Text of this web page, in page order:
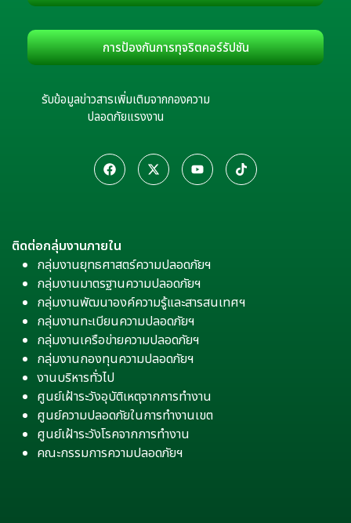
การป้องกันการทุจริตคอร์รัปชัน
รับข้อมูลข่าวสารเพิ่มเติมจากกองความ
ปลอดภัยแรงงาน
ติดต่อกลุ่มงานภายใน
กลุ่มงานยุทธศาสตร์ความปลอดภัยฯ
กลุ่มงานมาตรฐานความปลอดภัยฯ
กลุ่มงานพัฒนาองค์ความรู้และสารสนเทศฯ
กลุ่มงานทะเบียนความปลอดภัยฯ
กลุ่มงานเครือข่ายความปลอดภัยฯ
กลุ่มงานกองทุนความปลอดภัยฯ
งานบริหารทั่วไป
ศูนย์เฝ้าระวังอุบัติเหตุจากการทำงาน
ศูนย์ความปลอดภัยในการทำงานเขต
ศูนย์เฝ้าระวังโรคจากการทำงาน
คณะกรรมการความปลอดภัยฯ